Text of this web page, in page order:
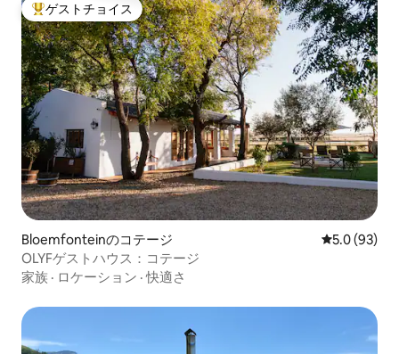
大好評のゲストチョイスです。
ゲストチョイス
Bloemfonteinのコテージ レビュー93
5.0 (93)
OLYFゲストハウス：コテージ
家族 · ロケーション ·快適さ